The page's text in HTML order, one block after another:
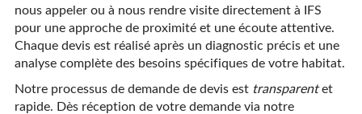
nous appeler ou à nous rendre visite directement à IFS
pour une approche de proximité et une écoute attentive.
Chaque devis est réalisé après un diagnostic précis et une
analyse complète des besoins spécifiques de votre habitat.
Notre processus de demande de devis est transparentet
rapide. Dès réception de votre demande via notre